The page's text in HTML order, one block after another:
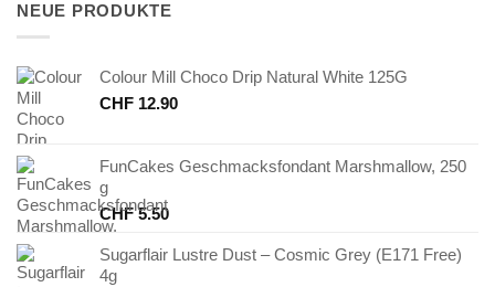
NEUE PRODUKTE
Colour Mill Choco Drip Natural White 125G
CHF 12.90
FunCakes Geschmacksfondant Marshmallow, 250
g
CHF5.50
Sugarflair Lustre Dust – Cosmic Grey (E171 Free)
4g